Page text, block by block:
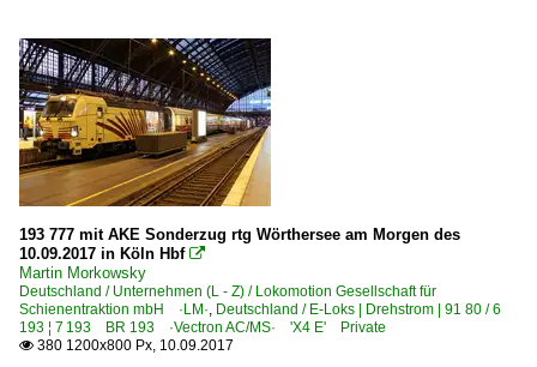
193 777 mit AKE Sonderzug rtg Wörthersee am Morgen des
10.09.2017 in Köln Hbf 
Martin Morkowsky
Deutschland / Unternehmen (L - Z) / Lokomotion Gesellschaft für
Schienentraktion mbH ·LM· Deutschland / E-Loks | Drehstrom | 91 80 / 6
193 ¦ 7 193 BR 193 ·Vectron AC/MS· 'X4 E' Private
 380 1200x800 Px, 10.09.2017